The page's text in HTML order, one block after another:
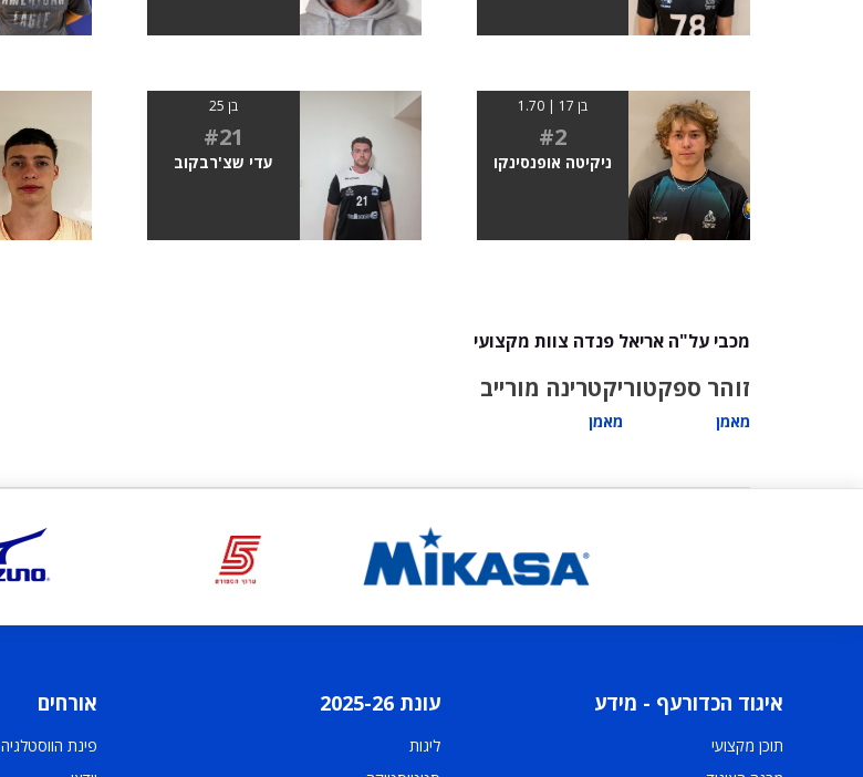
בן 17 | 1.70
#2
ניקיטה אופנסינקו
בן 25
#21
עדי שצ'רבקוב
מכבי על"ה אריאל פנדה צוות מקצועי
זוהר ספקטור
מאמן
יקטרינה מורייב
מאמן
איגוד הכדורעף - מידע
תוכן מקצועי
עונת 2025-26
ליגות
אורחים
פינת הווסטלגיה